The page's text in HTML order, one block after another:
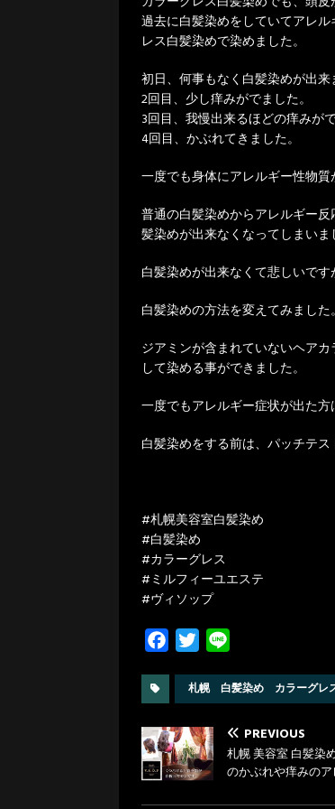
過去に白髪染めをしていてアレ
レス白髪染めで染めました。
初日、何事もなく白髪染めが出来
2回目、少し痒みがでました。
3回目、我慢出来るほどの痒みが
4回目、かぶれてきました。
一度でも身体にアレルギー性物
普通の白髪染めからアレルギー
髪染めが出来なくなってしまいま
白髪染めが出来なくて悲しいです
白髪染めの方法を変えてみました。
ジアミンが含まれていないヘア
して染める事ができました。
一度でもアレルギー症状が出た
白髪染めをする前は、パッチテ
#札幌美容室白髪染め
#白髪染め
#カラーグレス
#ミルフィーユエステ
#ヴィソップ
e
b
o
o
i
t
t
e
r
n
e
札幌 白髪染め カラーグ
PREVIOUS
札幌 美容室 白髪染
のかぶれや痒みの